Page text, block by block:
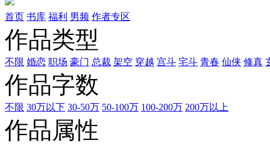
首页 书库 福利 男频 作者专区
作品类型
不限 婚恋 职场 豪门 总裁 架空 穿越 宫斗 宅斗 青春 仙侠 修真
作品字数
不限 30万以下 30-50万 50-100万 100-200万 200万以上
作品属性